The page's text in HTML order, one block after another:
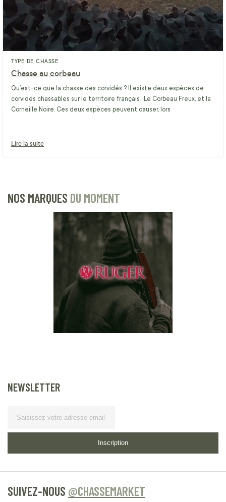
TYPE DE CHASSE
Chasse au corbeau
Qu’est-ce que la chasse des corvidés ? Il existe deux espèces de
corvidés chassables sur le territoire français : Le Corbeau Freux, et la
Corneille Noire. Ces deux espèces peuvent causer, lors
Lire la suite
NOS MARQUES DU MOMENT
NEWSLETTER
Inscription
SUIVEZ-NOUS @CHASSEMARKET